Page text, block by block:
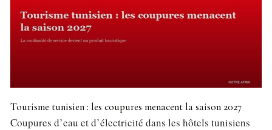
Tourisme tunisien : les coupures menacent la saison 2027
Coupures d’eau et d’électricité dans les hôtels tunisiens